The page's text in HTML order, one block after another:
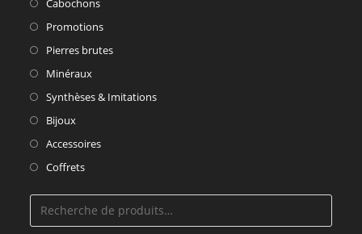
Promotions
Pierres brutes
Minéraux
Synthèses & Imitations
Bijoux
Accessoires
Coffrets